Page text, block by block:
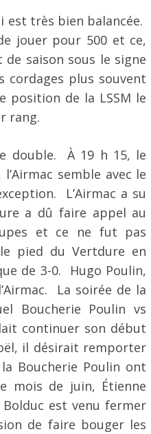
est très bien balancée.
jouer pour 500 et ce,
saison sous le signe
cordages plus souvent
position de la LSSM le
rang.
double. À 19 h 15, le
semble avec le
L’Airmac a su
a dû faire appel au
et ce ne fut pas
pied du Vertdure en
de 3-0. Hugo Poulin,
La soirée de la
Boucherie Poulin vs
continuer son début
il désirait remporter
Boucherie Poulin ont
mois de juin, Étienne
est venu fermer
de faire bouger les